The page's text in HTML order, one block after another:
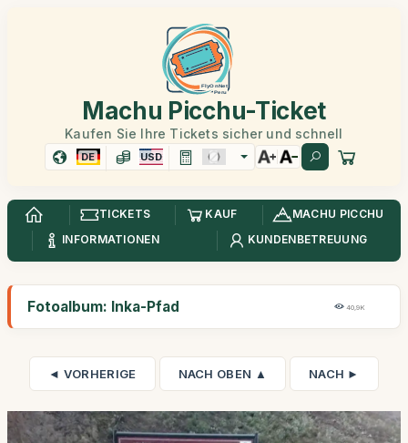
Machu Picchu-Ticket
Kaufen Sie Ihre Tickets sicher und schnell
DE USD
TICKETS KAUF
MACHU PICCHU
INFORMATIONEN
KUNDENBETREUUNG
Fotoalbum: Inka-Pfad 40,9K
◄ VORHERIGE NACH OBEN ▲ NACH ►